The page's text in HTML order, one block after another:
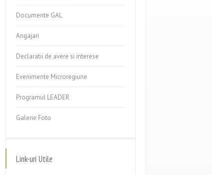
Documente GAL
Angajari
Declaratii de avere si interese
Evenimente Microregiune
Programul LEADER
Galerie Foto
Link-uri Utile